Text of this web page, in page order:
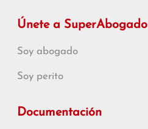
Únete a SuperAbogado
Soy abogado
Soy perito
Documentación